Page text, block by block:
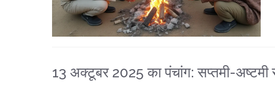
13 अक्टूबर 2025 का पंचांग: सप्तमी-